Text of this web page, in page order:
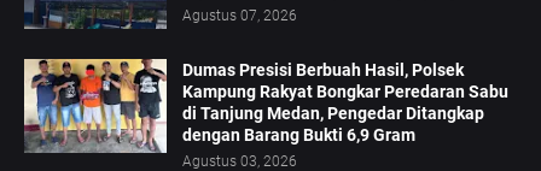
Agustus 07, 2026
Dumas Presisi Berbuah Hasil, Polsek
Kampung Rakyat Bongkar Peredaran Sabu
di Tanjung Medan, Pengedar Ditangkap
dengan Barang Bukti 6,9 Gram
Agustus 03, 2026